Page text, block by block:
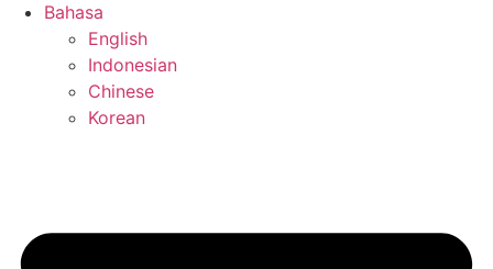
Bahasa
English
Indonesian
Chinese
Korean